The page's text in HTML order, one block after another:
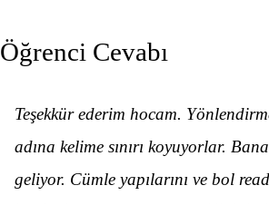
Öğrenci Cevabı
Teşekkür ederim hocam.
adına kelime sınırı koyuyorlar.
geliyor. Cümle yapılarını ve bol